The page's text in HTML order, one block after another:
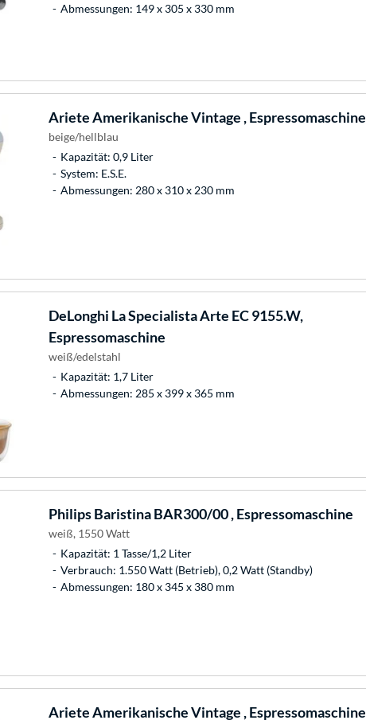
Abmessungen: 149 x 305 x 330 mm
ArieteAmerikanische Vintage , Espressomaschine
beige/hellblau
Kapazität: 0,9 Liter
System: E.S.E.
Abmessungen: 280 x 310 x 230 mm
DeLonghi La Specialista Arte EC 9155.W,
Espressomaschine
weiß/edelstahl
Kapazität: 1,7 Liter
Abmessungen: 285 x 399 x 365 mm
PhilipsBaristina BAR300/00 , Espressomaschine
weiß, 1550 Watt
Kapazität: 1 Tasse/1,2 Liter
Verbrauch: 1.550 Watt (Betrieb), 0,2 Watt (Standby)
Abmessungen: 180 x 345 x 380 mm
ArieteAmerikanische Vintage , Espressomaschine